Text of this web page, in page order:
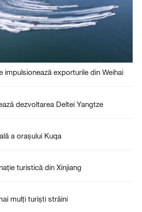
impulsionează exporturile din Weihai
dezvoltarea Deltei Yangtze
a orașului Kuqa
turistică din Xinjiang
mulți turiști străini